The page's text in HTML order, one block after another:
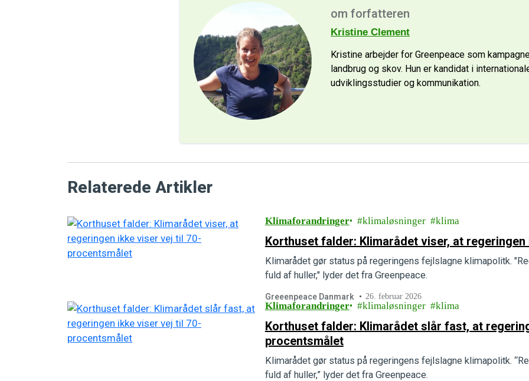
om forfatteren
Kristine Clement
Kristine arbejder for Greenpeace som
landbrug og skov. Hun er kandidat i
udviklingsstudier og kommunikation.
Relaterede Artikler
Klimaforandringer klimaløsninger klima
Korthuset falder: Klimarådet viser, at
Klimarådet gør status på regeringens fejlslagne klimapolitk.
fuld af huller," lyder det fra Greenpeace.
Greeenpeace Danmark 26. februar 2026
Klimaforandringer klimaløsninger klima
Korthuset falder: Klimarådet slår fast, at
procentsmålet
Klimarådet gør status på regeringens fejlslagne klimapolitk.
fuld af huller,” lyder det fra Greenpeace.